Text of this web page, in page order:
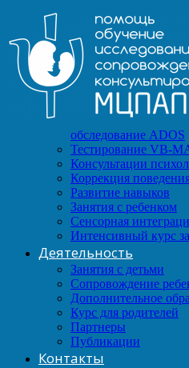
обследование ADOS
Тестирование VB-
Консультации
Коррекция
Развитие навыков
Занятия с ребенком
Сенсорная
Интенсивный курс
Деятельность
Занятия с детьми
Сопровождение
Дополнительное
Курс для родителей
Партнеры
Публикации
Контакты